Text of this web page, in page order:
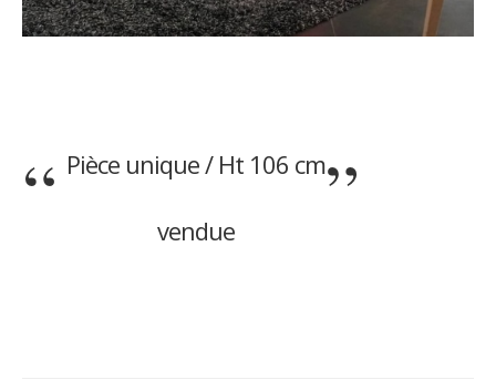
Pièce unique / Ht 106 cm
vendue